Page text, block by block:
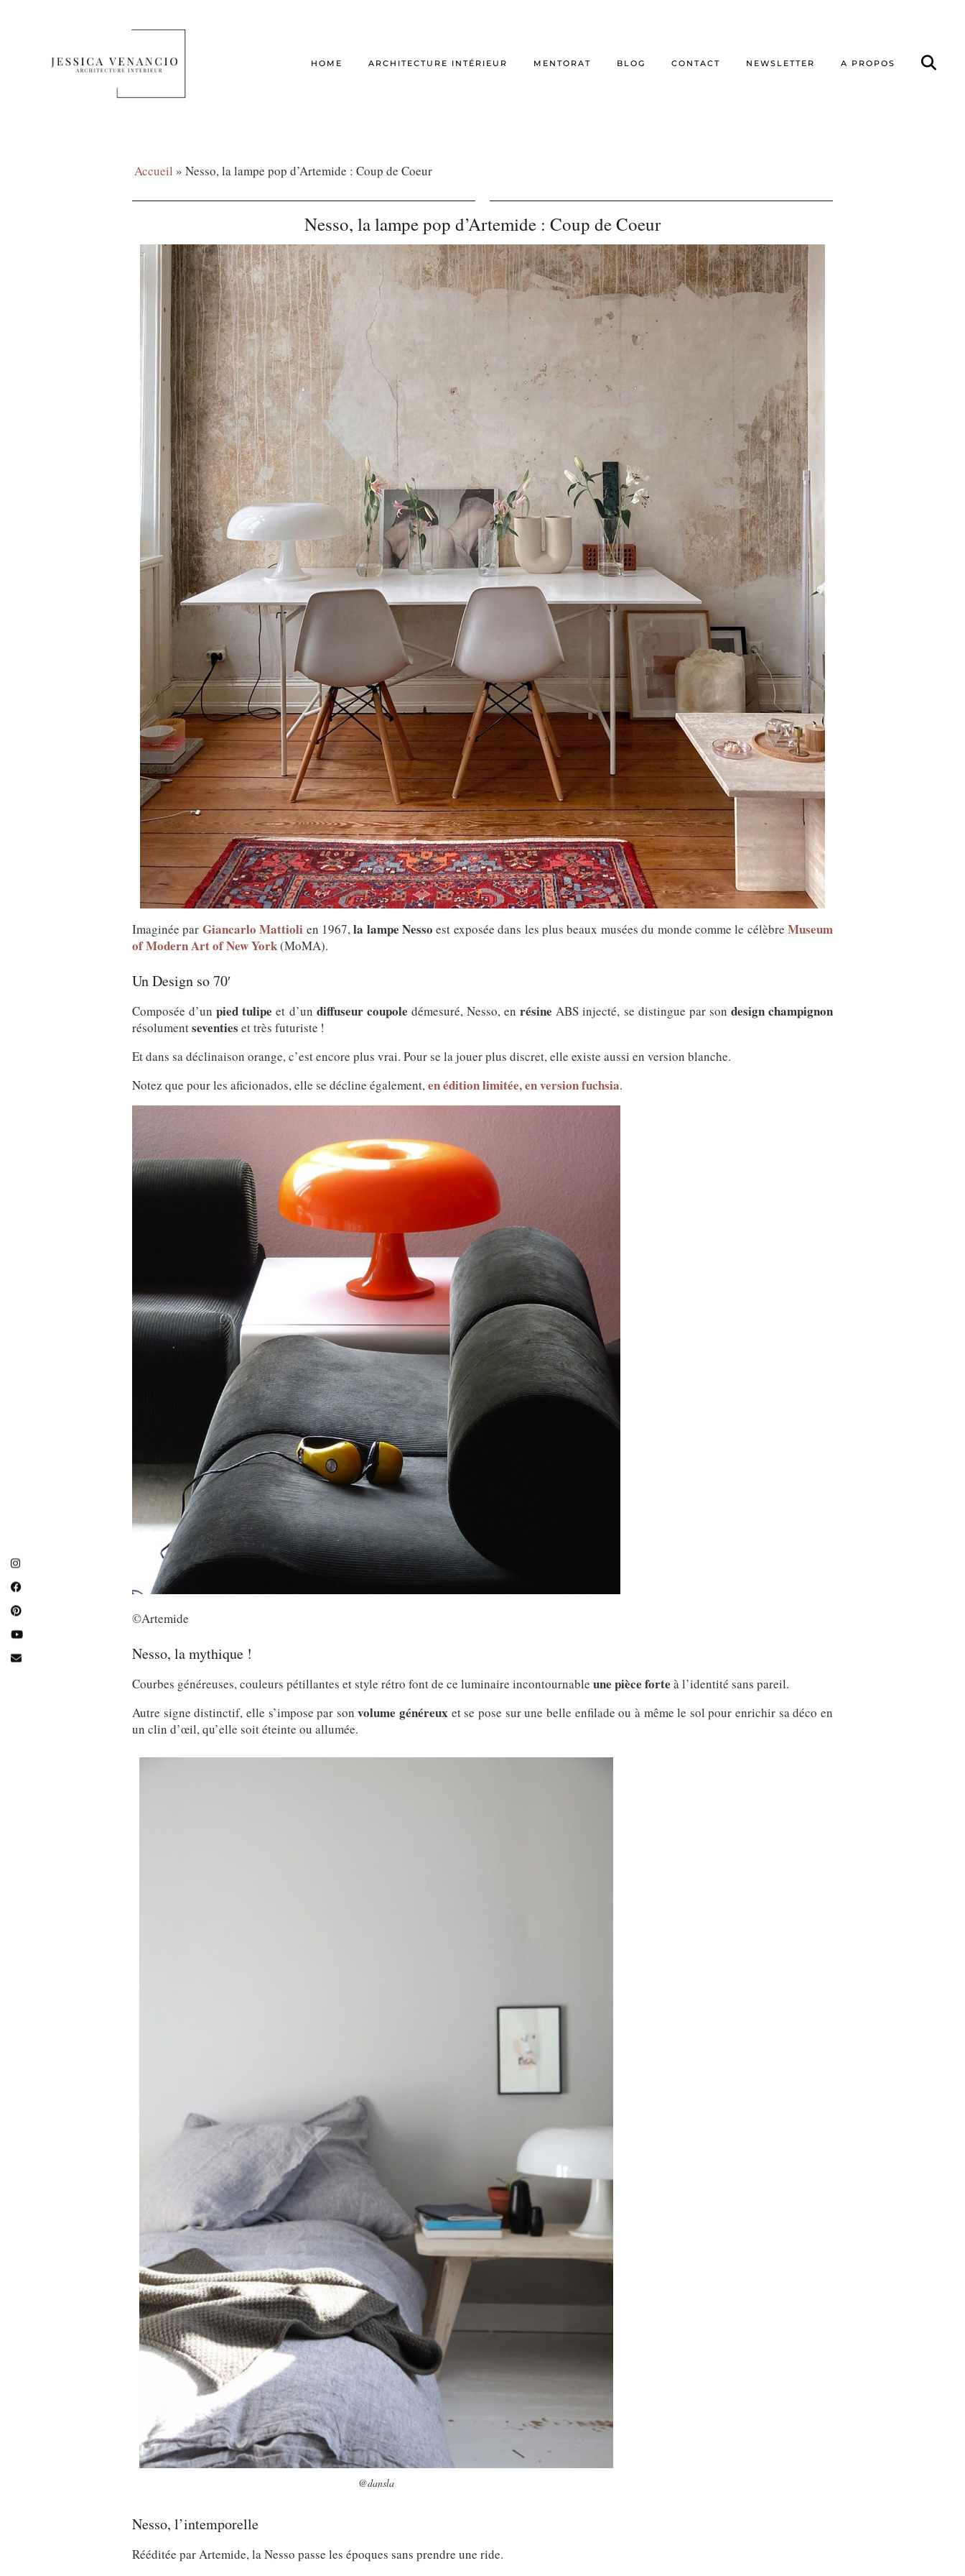
HOME ARCHITECTURE INTÉRIEUR MENTORAT BLOG CONTACT NEWSLETTER A PROPOS
Accueil » Nesso, la lampe pop d’Artemide : Coup de Coeur
Nesso, la lampe pop d’Artemide : Coup de Coeur
Imaginée par Giancarlo Mattioli en 1967,la lampe Nesso est exposée dans les plus beaux musées du monde comme le célèbreMuseum
of Modern Art of New York(MoMA).
Un Design so 70′
Composée d’unpied tulipe et d’un diffuseur coupole démesuré, Nesso, enrésine ABS injecté, se distingue par son design champignon
résolumentseventies et très futuriste !
Et dans sa déclinaison orange, c’est encore plus vrai. Pour se la jouer plus discret, elle existe aussi en version blanche.
Notez que pour les aficionados, elle se décline également,en édition limitée, en version fuchsia.
©Artemide
Nesso, la mythique !
Courbes généreuses, couleurs pétillantes et style rétro font de ce luminaire incontournable une pièce forte à l’identité sans pareil.
Autre signe distinctif, elle s’impose par sonvolume généreux et se pose sur une belle enfilade ou à même le sol pour enrichir sa déco en
un clin d’œil, qu’elle soit éteinte ou allumée.
@dansla
Nesso, l’intemporelle
Rééditée par Artemide, la Nesso passe les époques sans prendre une ride.